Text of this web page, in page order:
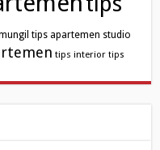
tips apartemen studio
tips interior tips